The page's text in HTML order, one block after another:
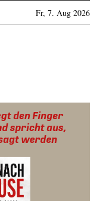
Fr, 7. Aug 2026